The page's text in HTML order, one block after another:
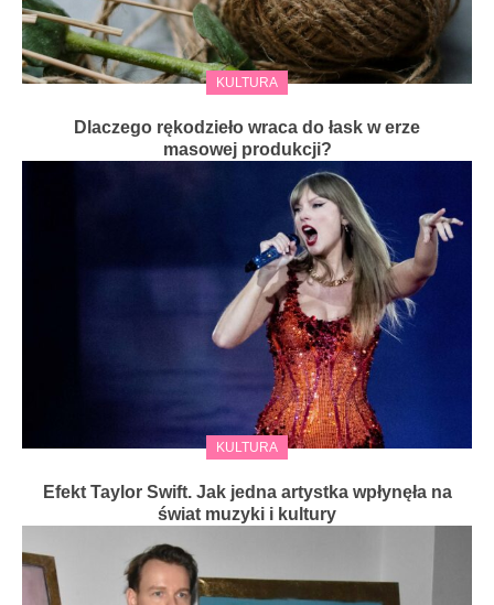
KULTURA
Dlaczego rękodzieło wraca do łask w erze
masowej produkcji?
KULTURA
Efekt Taylor Swift. Jak jedna artystka wpłynęła na
świat muzyki i kultury